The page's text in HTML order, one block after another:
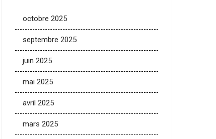
octobre 2025
septembre 2025
juin 2025
mai 2025
avril 2025
mars 2025